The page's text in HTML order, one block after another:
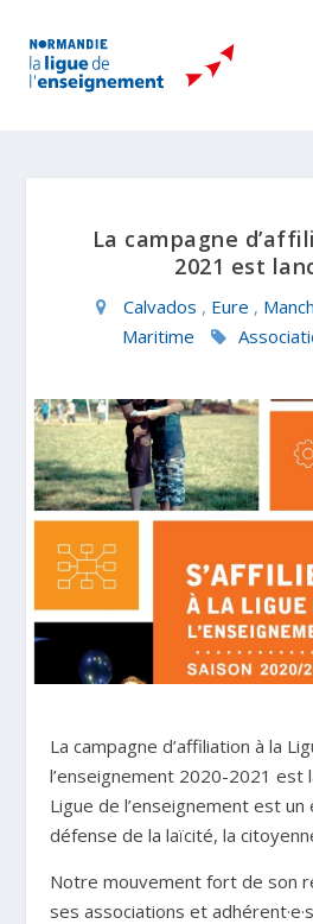
La campagne
2021 est
Calvados , Eure ,
Maritime
La campagne d’affiliation à la
l’enseignement 2020-2021 est
Ligue de l’enseignement est
défense de la laïcité, la
Notre mouvement fort de son
ses associations et